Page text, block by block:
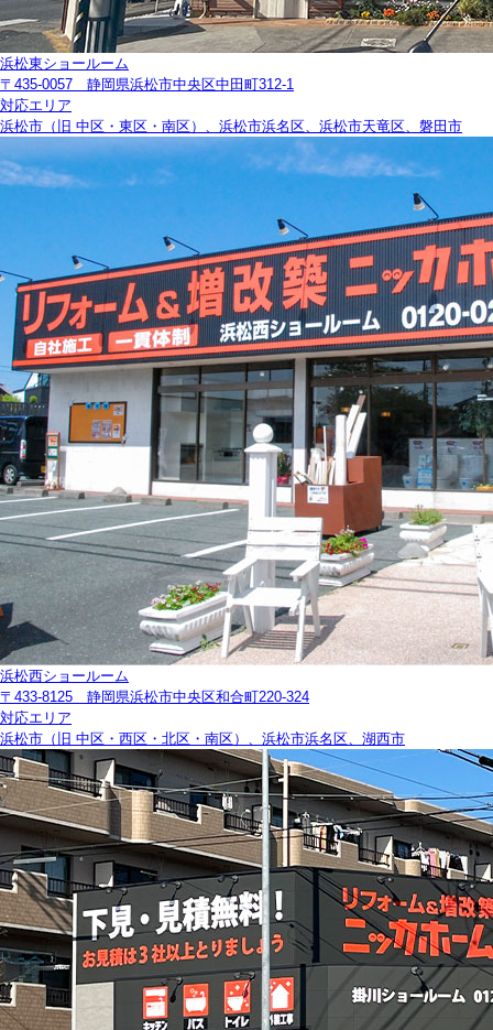
浜松東ショールーム
〒435-0057 静岡県浜松市中央区中田町312-1
対応エリア
浜松市（旧 中区・東区・南区）、浜松市浜名区、浜松市天竜区、磐田市
浜松西ショールーム
〒433-8125 静岡県浜松市中央区和合町220-324
対応エリア
浜松市（旧 中区・西区・北区・南区）、浜松市浜名区、湖西市